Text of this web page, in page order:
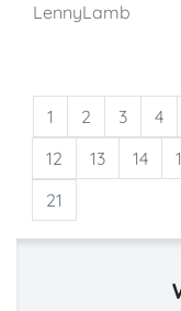
LennyLamb
1 2 3 4
12
13 14
21